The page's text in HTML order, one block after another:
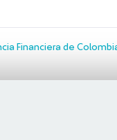
Financiera de